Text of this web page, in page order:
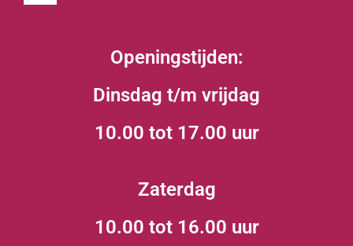
Openingstijden:
Dinsdag t/m vrijdag
10.00 tot 17.00 uur
Zaterdag
10.00 tot 16.00 uur